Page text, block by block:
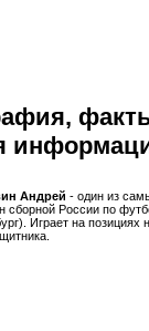
Андрей - один из
сборной России по
Играет на